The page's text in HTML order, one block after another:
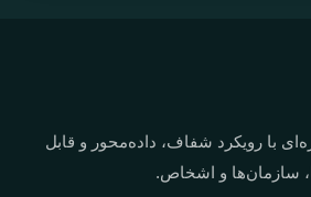
با رویکرد شفاف، داده‌محور و قابل
سازمان‌ها و اشخاص.